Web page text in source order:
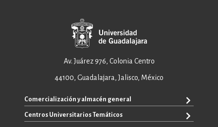
Av. Juárez 976, Colonia Centro
44100, Guadalajara, Jalisco, México
Comercialización y almacén general
+52 33 3640 6326
Centros Universitarios Temáticos